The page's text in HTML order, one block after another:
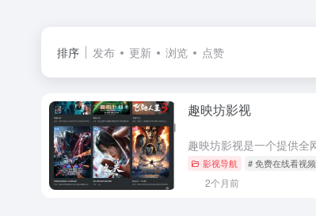
排序 发布 更新 浏览 点赞
趣映坊影视
影视导航 # 免费在线看视频
2个月前